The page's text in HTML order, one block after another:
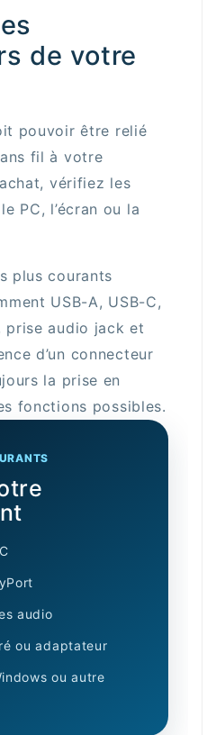
de votre
pouvoir être relié
fil à votre
vérifiez les
PC, l’écran ou la
plus courants
USB-A, USB-C,
prise audio jack et
d’un connecteur
la prise en
fonctions possibles.
audio
ou adaptateur
ou autre